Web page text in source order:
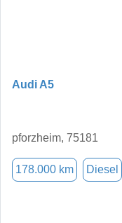
Audi A5
pforzheim, 75181
178.000 km Diesel